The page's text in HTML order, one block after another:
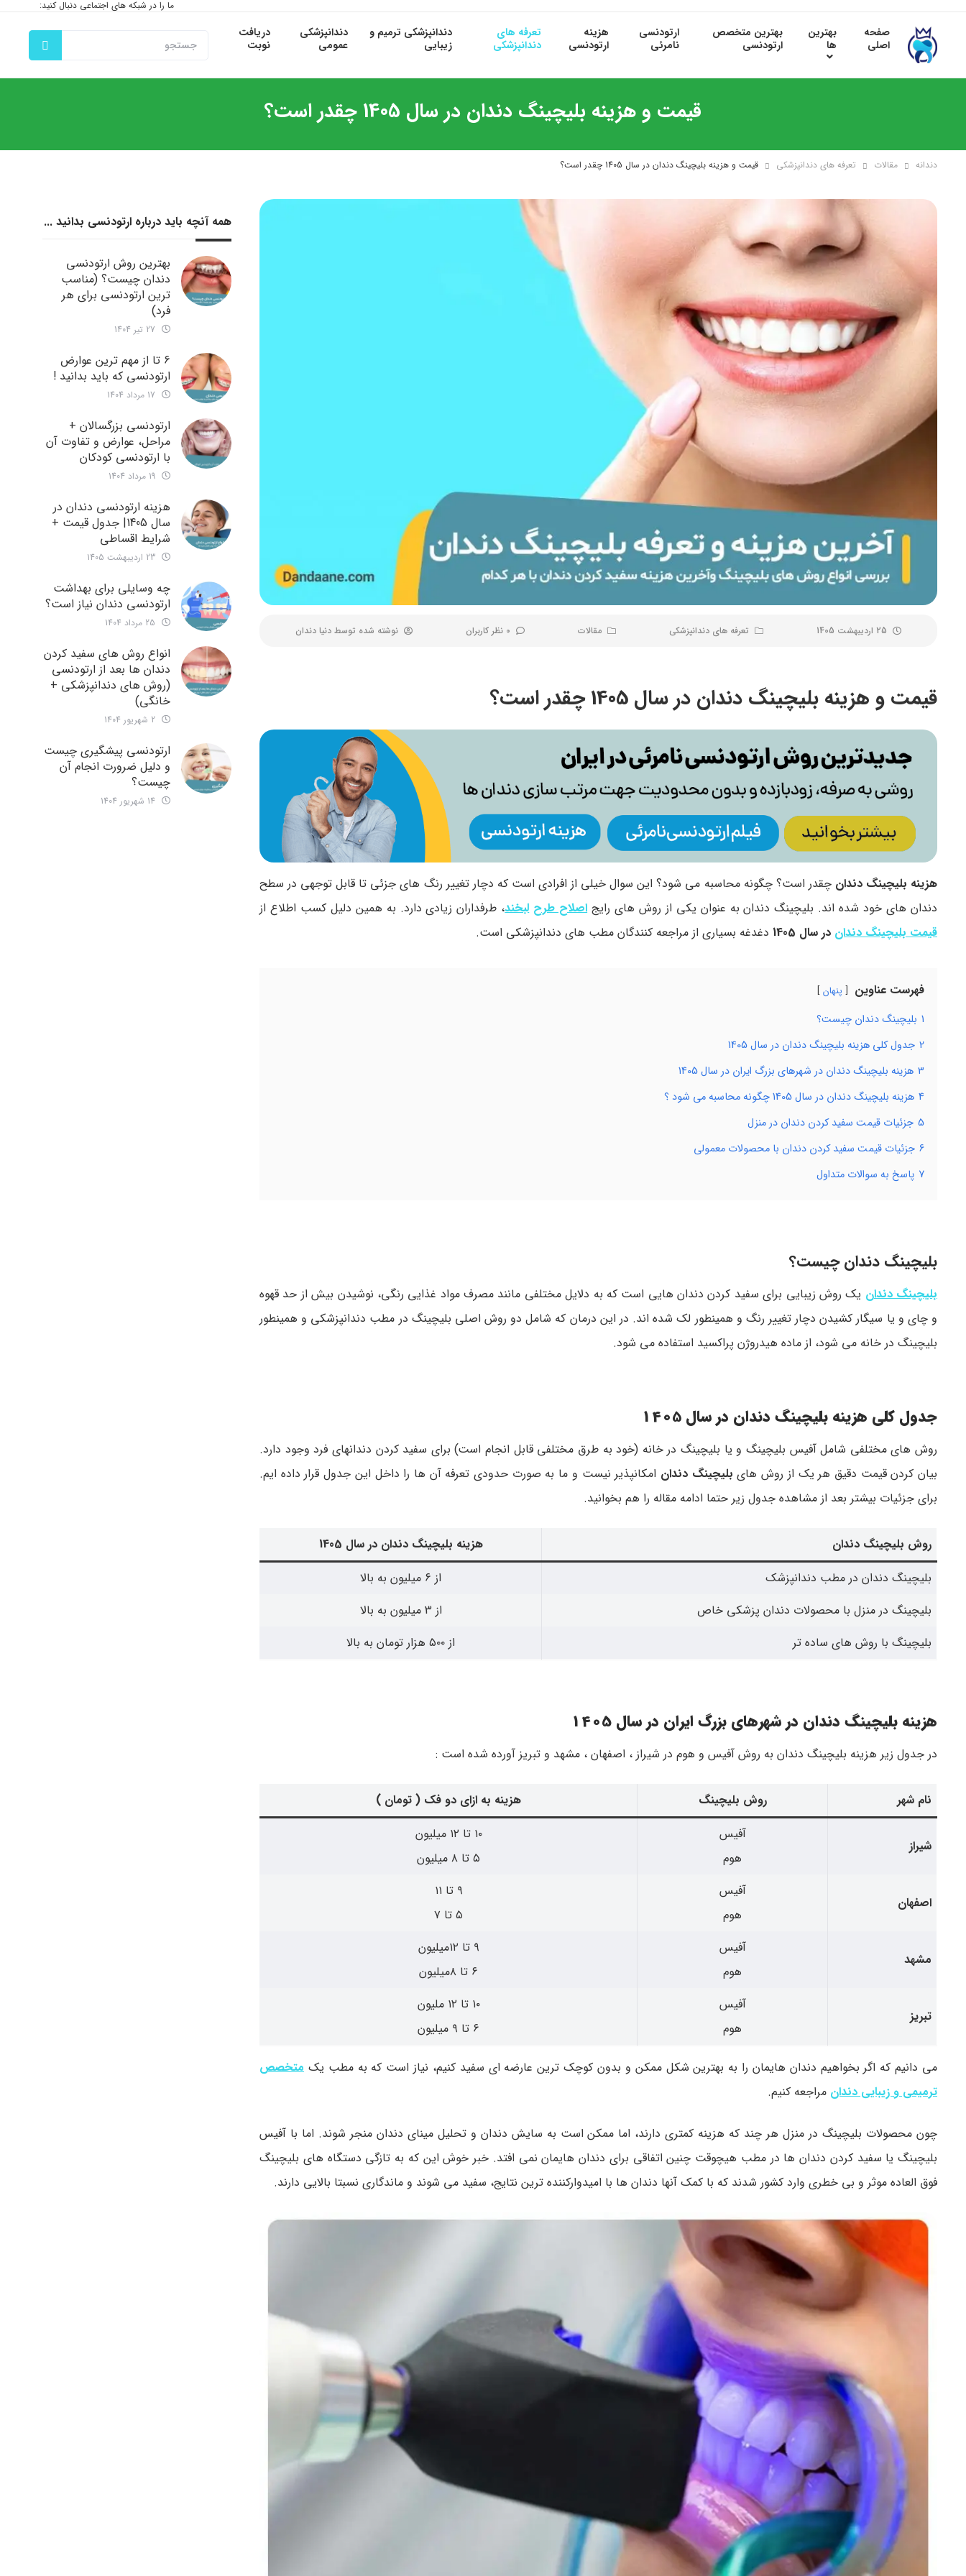
ما را در شبکه های اجتماعی دنبال کنید:
صفحه
اصلی
بهترین
ها
بهترین متخصص
ارتودنسی
ارتودنسی
نامرئی
هزینه
ارتودنسی
تعرفه های
دندانپزشکی
دندانپزشکی ترمیم و
زیبایی
دندانپزشکی
عمومی
دریافت
نوبت
قیمت و هزینه بلیچینگ دندان در سال 1405 چقدر است؟
دندانه مقالات تعرفه های دندانپزشکی قیمت و هزینه بلیچینگ دندان در سال 1405 چقدر است؟
25 اردیبهشت 1405 تعرفه های دندانپزشکی مقالات 0 نظر کاربران نوشته شده توسط دنیا دندان
قیمت و هزینه بلیچینگ دندان در سال 1405 چقدر است؟
هزینه بلیچینگ دندان چقدر است؟ چگونه محاسبه می شود؟ این سوال خیلی از افرادی است که دچار تغییر رنگ های جزئی تا قابل توجهی در سطح
دندان های خود شده اند. بلیچینگ دندان به عنوان یکی از روش های رایجاصلاح طرح لبخند، طرفداران زیادی دارد. به همین دلیل کسب اطلاع از
قیمت بلیچینگ دندان در سال 1405 دغدغه بسیاری از مراجعه کنندگان مطب های دندانپزشکی است.
فهرست عناوین پنهان
1 بلیچینگ دندان چیست؟
2 جدول کلی هزینه بلیچینگ دندان در سال 1405
3 هزینه بلیچینگ دندان در شهرهای بزرگ ایران در سال 1405
4 هزینه بلیچینگ دندان در سال 1405 چگونه محاسبه می شود ؟
5 جزئیات قیمت سفید کردن دندان در منزل
6 جزئیات قیمت سفید کردن دندان با محصولات معمولی
7 پاسخ به سوالات متداول
بلیچینگ دندان چیست؟
بلیچینگ دندان یک روش زیبایی برای سفید کردن دندان هایی است که به دلایل مختلفی مانند مصرف مواد غذایی رنگی، نوشیدن بیش از حد قهوه
و چای و یا سیگار کشیدن دچار تغییر رنگ و همینطور لک شده اند. در این درمان که شامل دو روش اصلی بلیچینگ در مطب دندانپزشکی و همینطور
بلیچینگ در خانه می شود، از ماده هیدروژن پراکسید استفاده می شود.
جدول کلی هزینه بلیچینگ دندان در سال 140 5
روش های مختلفی شامل آفیس بلیچینگ و یا بلیچینگ در خانه (خود به طرق مختلفی قابل انجام است) برای سفید کردن دندانهای فرد وجود دارد.
بیان کردن قیمت دقیق هر یک از روش های بلیچینگ دندان امکانپذیر نیست و ما به صورت حدودی تعرفه آن ها را داخل این جدول قرار داده ایم.
برای جزئیات بیشتر بعد از مشاهده جدول زیر حتما ادامه مقاله را هم بخوانید.
روش بلیچینگ دندان
هزینه بلیچینگ دندان در سال 1405
بلیچینگ دندان در مطب دندانپزشک
از 6 میلیون به بالا
بلیچینگ در منزل با محصولات دندان پزشکی خاص
از 3 میلیون به بالا
بلیچینگ با روش های ساده تر
از ۵۰۰ هزار تومان به بالا
هزینه بلیچینگ دندان در شهرهای بزرگ ایران در سال 1405
در جدول زیر هزینه بلیچینگ دندان به روش آفیس و هوم در شیراز ، اصفهان ، مشهد و تبریز آورده شده است :
نام شهر روش بلیچینگ هزینه به ازای دو فک ( تومان )
شیراز
آفیس
هوم
۱۰ تا ۱۲ میلیون
۵ تا ۸ میلیون
اصفهان
آفیس
هوم
۹ تا ۱۱
۵ تا ۷
مشهد
آفیس
هوم
۹ تا ۱۲میلیون
۶ تا ۸میلیون
تبریز
آفیس
هوم
۱۰ تا ۱۲ ملیون
۶ تا ۹ میلیون
می دانیم که اگر بخواهیم دندان هایمان را به بهترین شکل ممکن و بدون کوچک ترین عارضه ای سفید کنیم، نیاز است که به مطب یک متخصص
ترمیمی و زیبایی دندان مراجعه کنیم.
چون محصولات بلیچینگ در منزل هر چند که هزینه کمتری دارند، اما ممکن است به سایش دندان و تحلیل مینای دندان منجر شوند. اما با آفیس
بلیچینگ یا سفید کردن دندان ها در مطب هیچوقت چنین اتفاقی برای دندان هایمان نمی افتد. خبر خوش این که به تازگی دستگاه های بلیچینگ
فوق العاده موثر و بی خطری وارد کشور شدند که با کمک آنها دندان ها با امیدوارکننده ترین نتایج، سفید می شوند و ماندگاری نسبتا بالایی دارند.
همه آنچه باید درباره ارتودنسی بدانید ...
بهترین روش ارتودنسی
دندان چیست؟ (مناسب
ترین ارتودنسی برای هر
فرد)
6 تا از مهم ترین عوارض
ارتودنسی که باید بدانید !
ارتودنسی بزرگسالان +
مراحل، عوارض و تفاوت آن
با ارتودنسی کودکان
هزینه ارتودنسی دندان در
سال 1405| جدول قیمت +
شرایط اقساطی
چه وسایلی برای بهداشت
ارتودنسی دندان نیاز است؟
انواع روش های سفید کردن
دندان ها بعد از ارتودنسی
(روش های دندانپزشکی +
خانگی)
ارتودنسی پیشگیری چیست
و دلیل ضرورت انجام آن
چیست؟